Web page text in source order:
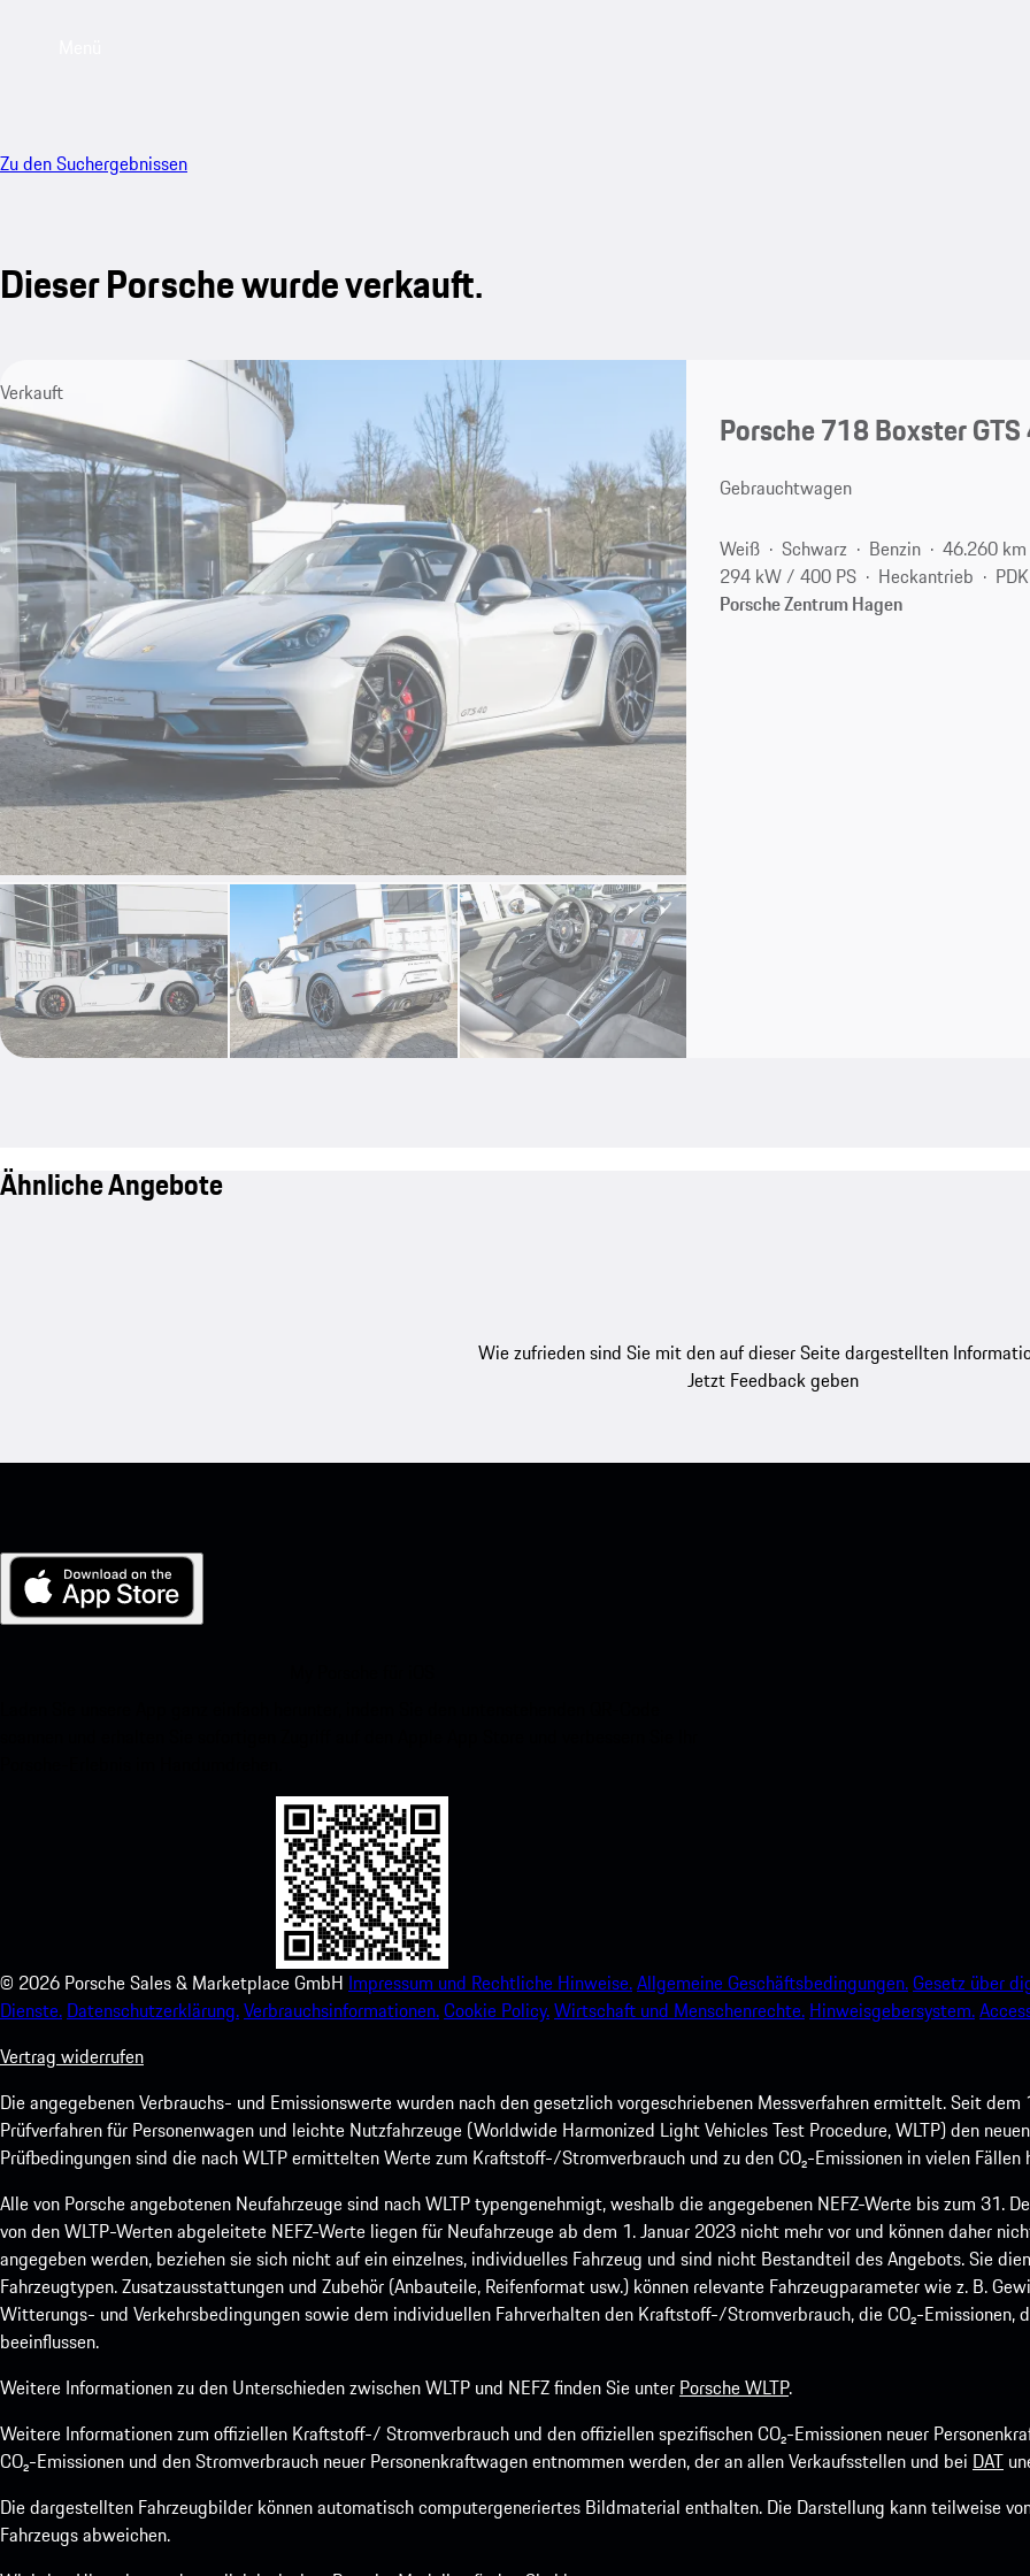
Zu den Suchergebnissen
Dieser Porsche wurde verkauft.
Verkauft
Porsche 718 Boxster GTS
Gebrauchtwagen
Weiß Schwarz Benzin 46.260 km
294 kW / 400 PS
Heckantrieb
Porsche Zentrum Hagen
Ähnliche Angebote
Wie zufrieden sind Sie mit den auf dieser Seite dargestellten
Jetzt Feedback geben
© 2026 Porsche Sales & Marketplace GmbH Impressum und Rechtliche Hinweise.Allgemeine Geschäftsbedingungen.Gesetz über
Dienste. Datenschutzerklärung.Verbrauchsinformationen.Cookie Policy.Wirtschaft und Menschenrechte. Hinweisgebersystem.
Vertrag widerrufen
Die angegebenen Verbrauchs- und Emissionswerte wurden nach den gesetzlich vorgeschriebenen Messverfahren ermittelt. Seit
Prüfverfahren für Personenwagen und leichte Nutzfahrzeuge (Worldwide Harmonized Light Vehicles Test Procedure, WLTP) den
Prüfbedingungen sind die nach WLTP ermittelten Werte zum Kraftstoff-/Stromverbrauch und zu den CO₂-Emissionen in vielen
Alle von Porsche angebotenen Neufahrzeuge sind nach WLTP typengenehmigt, weshalb die angegebenen NEFZ-Werte bis zum 31.
von den WLTP-Werten abgeleitete NEFZ-Werte liegen für Neufahrzeuge ab dem 1. Januar 2023 nicht mehr vor und können daher
angegeben werden, beziehen sie sich nicht auf ein einzelnes, individuelles Fahrzeug und sind nicht Bestandteil des Angebots. Sie
Fahrzeugtypen. Zusatzausstattungen und Zubehör (Anbauteile, Reifenformat usw.) können relevante Fahrzeugparameter wie z. B.
Witterungs- und Verkehrsbedingungen sowie dem individuellen Fahrverhalten den Kraftstoff-/Stromverbrauch, die CO₂-Emissionen,
beeinflussen.
Weitere Informationen zu den Unterschieden zwischen WLTP und NEFZ finden Sie unter Porsche WLTP.
Weitere Informationen zum offiziellen Kraftstoff-/ Stromverbrauch und den offiziellen spezifischen CO₂-Emissionen neuer
CO₂-Emissionen und den Stromverbrauch neuer Personenkraftwagen entnommen werden, der an allen Verkaufsstellen und bei DAT
Die dargestellten Fahrzeugbilder können automatisch computergeneriertes Bildmaterial enthalten. Die Darstellung kann teilweise
Fahrzeugs abweichen.